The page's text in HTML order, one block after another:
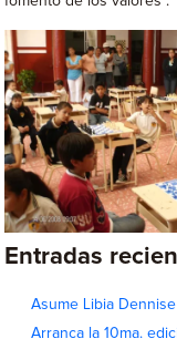
Entradas
Asume Libia
Arranca la 10ma.